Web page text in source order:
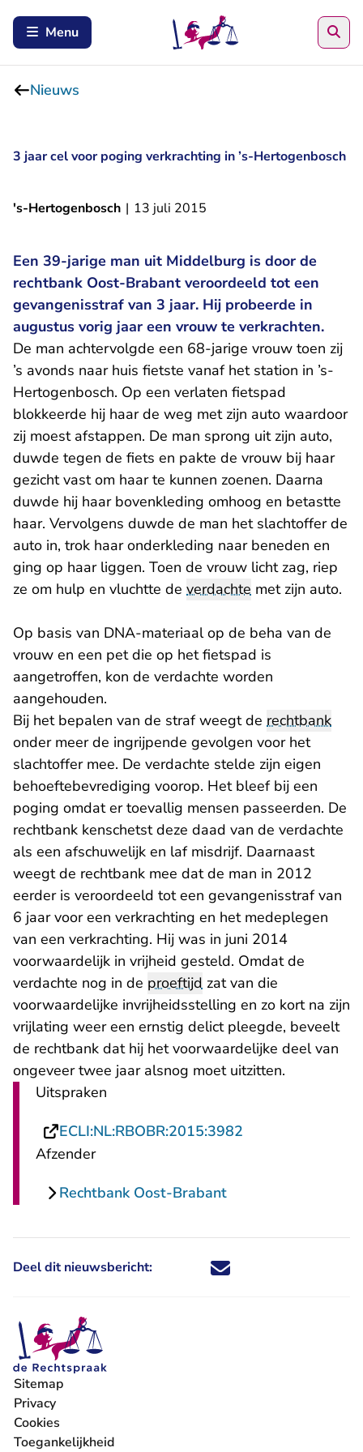
Menu
Nieuws
3 jaar cel voor poging verkrachting in ’s-Hertogenbosch
's-Hertogenbosch | 13 juli 2015
Een 39-jarige man uit Middelburg is door de
rechtbank Oost-Brabant veroordeeld tot een
gevangenisstraf van 3 jaar. Hij probeerde in
augustus vorig jaar een vrouw te verkrachten.
De man achtervolgde een 68-jarige vrouw toen zij
’s avonds naar huis fietste vanaf het station in ’s-
Hertogenbosch. Op een verlaten fietspad
blokkeerde hij haar de weg met zijn auto waardoor
zij moest afstappen. De man sprong uit zijn auto,
duwde tegen de fiets en pakte de vrouw bij haar
gezicht vast om haar te kunnen zoenen. Daarna
duwde hij haar bovenkleding omhoog en betastte
haar. Vervolgens duwde de man het slachtoffer de
auto in, trok haar onderkleding naar beneden en
ging op haar liggen. Toen de vrouw licht zag, riep
ze om hulp en vluchtte de verdachte met zijn auto.
Op basis van DNA-materiaal op de beha van de
vrouw en een pet die op het fietspad is
aangetroffen, kon de verdachte worden
aangehouden.
Bij het bepalen van de straf weegt de rechtbank
onder meer de ingrijpende gevolgen voor het
slachtoffer mee. De verdachte stelde zijn eigen
behoeftebevrediging voorop. Het bleef bij een
poging omdat er toevallig mensen passeerden. De
rechtbank kenschetst deze daad van de verdachte
als een afschuwelijk en laf misdrijf. Daarnaast
weegt de rechtbank mee dat de man in 2012
eerder is veroordeeld tot een gevangenisstraf van
6 jaar voor een verkrachting en het medeplegen
van een verkrachting. Hij was in juni 2014
voorwaardelijk in vrijheid gesteld. Omdat de
verdachte nog in de proeftijd zat van die
voorwaardelijke invrijheidsstelling en zo kort na zijn
vrijlating weer een ernstig delict pleegde, beveelt
de rechtbank dat hij het voorwaardelijke deel van
ongeveer twee jaar alsnog moet uitzitten.
Uitspraken
ECLI:NL:RBOBR:2015:3982
Afzender
Rechtbank Oost-Brabant
Deel dit nieuwsbericht: Deel dit nieuwsbericht via X -
Deel dit nieuwsbericht via
Deel dit nieuwsbericht
Deel dit
Sitemap
Privacy
Cookies
Toegankelijkheid